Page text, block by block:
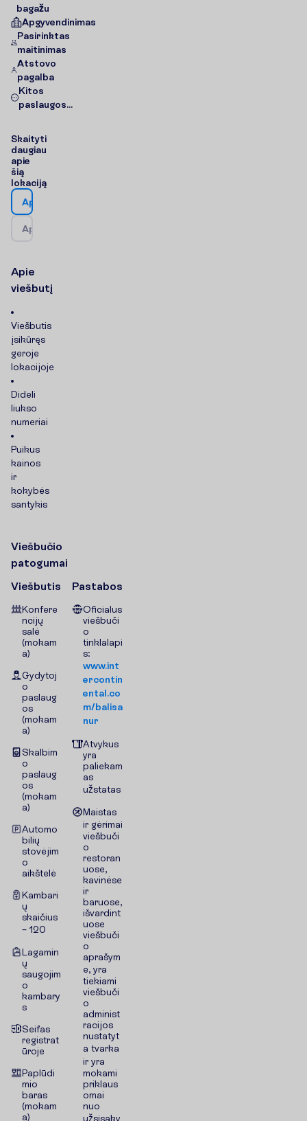
bagažu
Apgyvendinimas
Pasirinktas
maitinimas
Atstovo
pagalba
Kitos
paslaugos...
Skaityti
daugiau
apie
šią
lokaciją
Ap
Ap
Apie
viešbutį
Viešbutis
įsikūręs
geroje
lokacijoje
Dideli
liukso
numeriai
Puikus
kainos
ir
kokybės
santykis
Viešbučio
patogumai
Viešbutis
Konfere
ncijų
salė
(mokam
a)
Gydytoj
o
paslaug
os
(mokam
a)
Skalbim
o
paslaug
os
(mokam
a)
Automo
bilių
stovėjim
o
aikštelė
Kambari
ų
skaičius
– 120
Lagamin
ų
saugojim
o
kambary
s
Seifas
registrat
ūroje
Paplūdi
mio
baras
(mokam
a)
Pastabos
Oficialus
viešbuči
o
tinklalapi
s:
www.int
ercontin
ental.co
m/balisa
nur
Atvykus
yra
paliekam
as
užstatas
Maistas
ir gėrimai
viešbuči
o
restoran
uose,
kavinėse
ir
baruose,
išvardint
uose
viešbuči
o
aprašym
e, yra
tiekiami
viešbuči
o
administ
racijos
nustatyt
a tvarka
ir yra
mokami
priklaus
omai
nuo
užsisaky